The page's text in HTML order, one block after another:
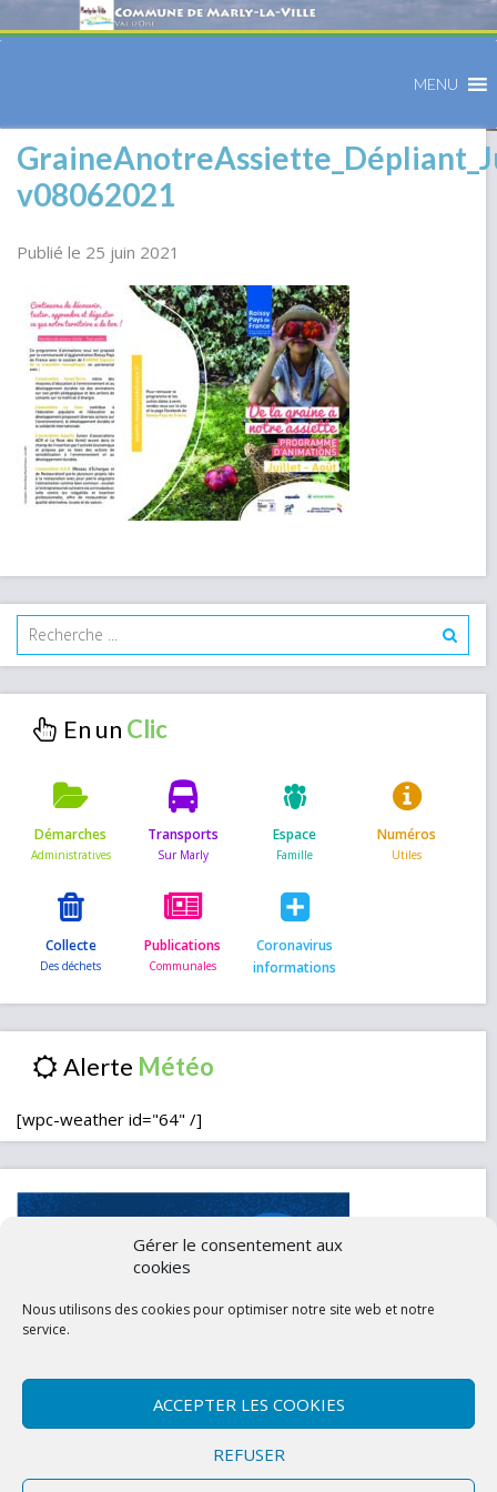
Gérer le consentement aux
cookies
Nous utilisons des cookies pour optimiser notre site web et notre
service.
ACCEPTER LES COOKIES
REFUSER
MENU
v08062021
Publié le 25 juin 2021
En un
Démarches Transports Espace Numéros
Collecte Publications
Coronavirus
informations
Alerte
[wpc-weather id="64" /]
Politique de confidentialité (UE)